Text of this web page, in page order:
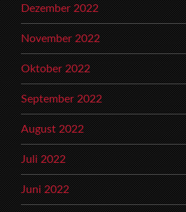
Dezember 2022
November 2022
Oktober 2022
September 2022
August 2022
Juli 2022
Juni 2022